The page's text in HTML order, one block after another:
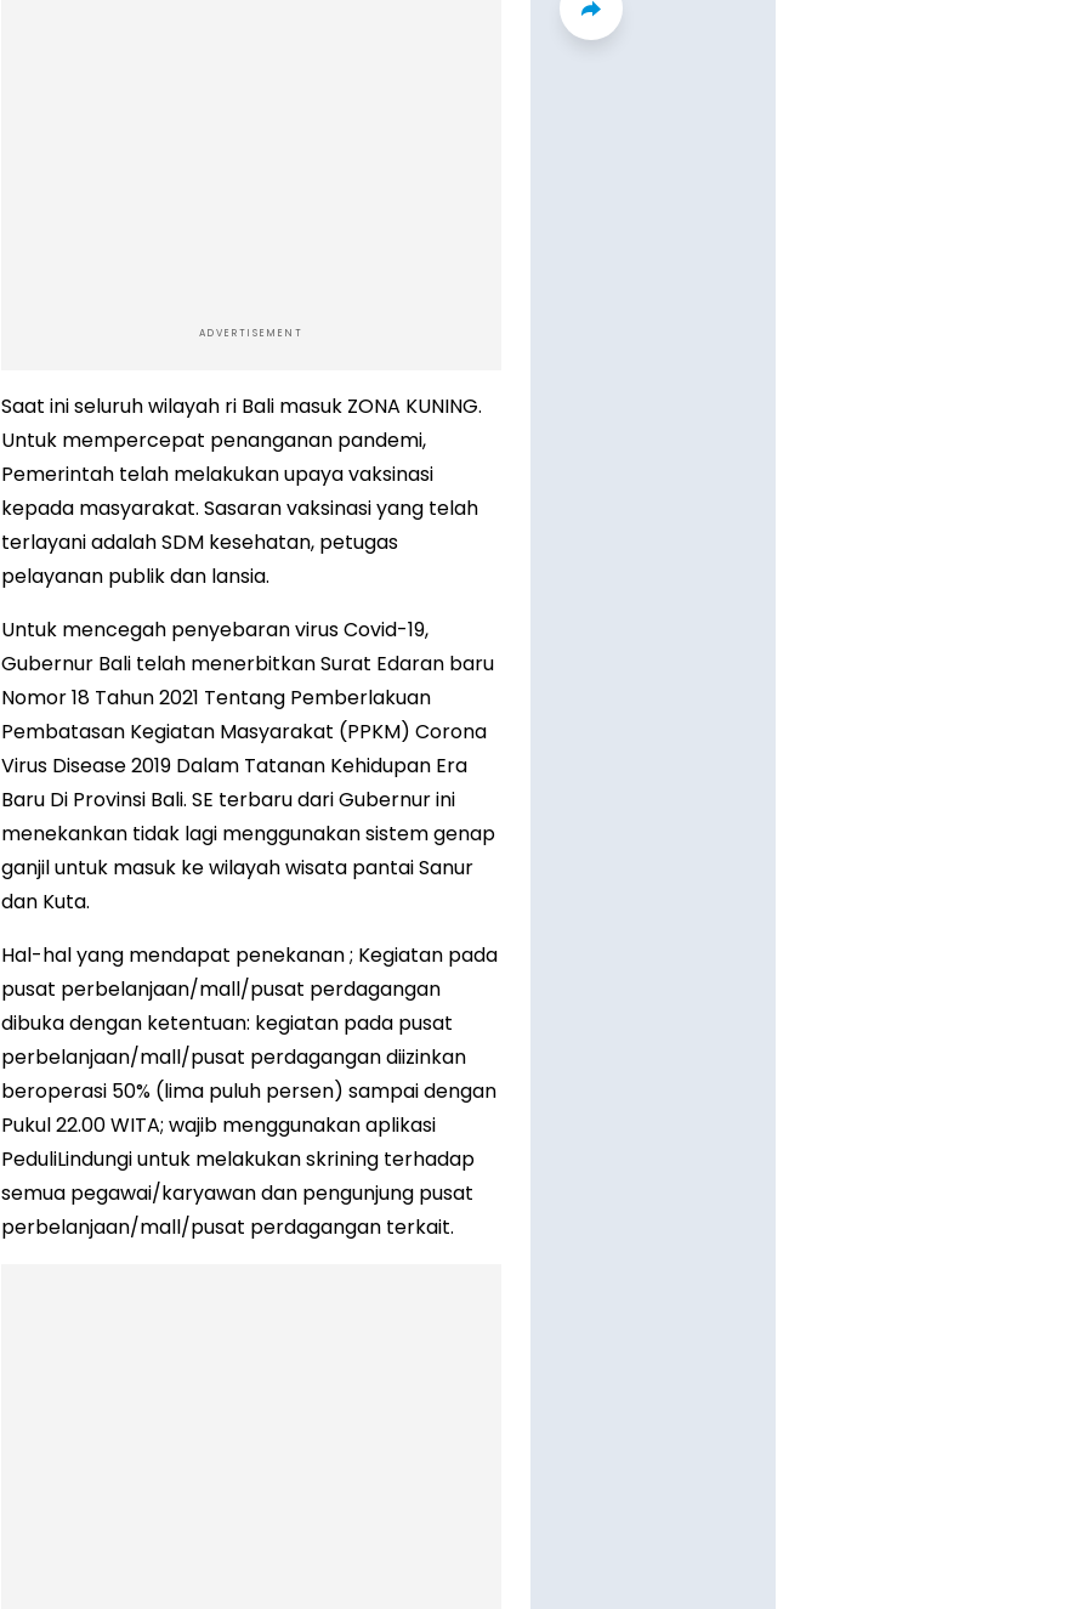
ADVERTISEMENT
Saat ini seluruh wilayah ri Bali masuk ZONA KUNING.
Untuk mempercepat penanganan pandemi,
Pemerintah telah melakukan upaya vaksinasi
kepada masyarakat. Sasaran vaksinasi yang telah
terlayani adalah SDM kesehatan, petugas
pelayanan publik dan lansia.
Untuk mencegah penyebaran virus Covid-19,
Gubernur Bali telah menerbitkan Surat Edaran baru
Nomor 18 Tahun 2021 Tentang Pemberlakuan
Pembatasan Kegiatan Masyarakat (PPKM) Corona
Virus Disease 2019 Dalam Tatanan Kehidupan Era
Baru Di Provinsi Bali. SE terbaru dari Gubernur ini
menekankan tidak lagi menggunakan sistem genap
ganjil untuk masuk ke wilayah wisata pantai Sanur
dan Kuta.
Hal-hal yang mendapat penekanan ; Kegiatan pada
pusat perbelanjaan/mall/pusat perdagangan
dibuka dengan ketentuan: kegiatan pada pusat
perbelanjaan/mall/pusat perdagangan diizinkan
beroperasi 50% (lima puluh persen) sampai dengan
Pukul 22.00 WITA; wajib menggunakan aplikasi
PeduliLindungi untuk melakukan skrining terhadap
semua pegawai/karyawan dan pengunjung pusat
perbelanjaan/mall/pusat perdagangan terkait.